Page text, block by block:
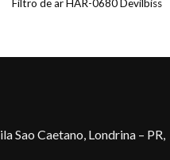
Filtro de ar HAR-0680 Devilbiss
Sao Caetano, Londrina – PR,